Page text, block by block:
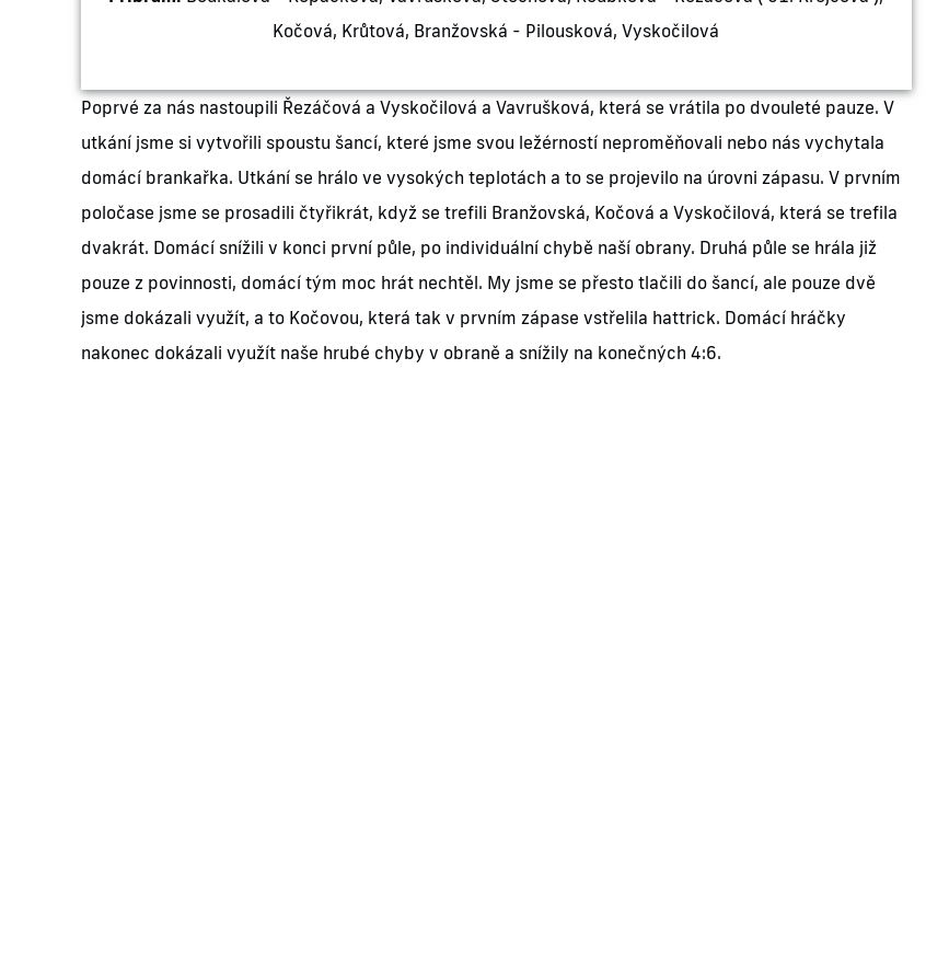
Kočová, Krůtová, Branžovská - Pilousková, Vyskočilová
Poprvé za nás nastoupili Řezáčová a Vyskočilová a Vavrušková, která se vrátila po dvouleté pauze. V
utkání jsme si vytvořili spoustu šancí, které jsme svou ležérností neproměňovali nebo nás vychytala
domácí brankařka. Utkání se hrálo ve vysokých teplotách a to se projevilo na úrovni zápasu. V prvním
poločase jsme se prosadili čtyřikrát, když se trefili Branžovská, Kočová a Vyskočilová, která se trefila
dvakrát. Domácí snížili v konci první půle, po individuální chybě naší obrany. Druhá půle se hrála již
pouze z povinnosti, domácí tým moc hrát nechtěl. My jsme se přesto tlačili do šancí, ale pouze dvě
jsme dokázali využít, a to Kočovou, která tak v prvním zápase vstřelila hattrick. Domácí hráčky
nakonec dokázali využít naše hrubé chyby v obraně a snížily na konečných 4:6.